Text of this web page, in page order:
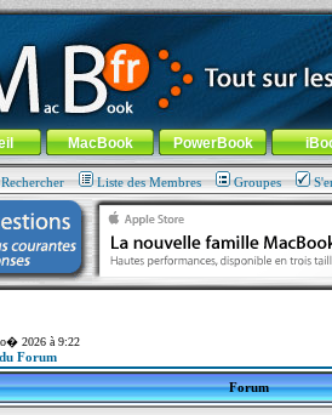
100% nomade !
au menu général-Aller au menu de
MacBook PowerBook
Rechercher Liste des Membres Groupes
2026 à 9:22
Forum
Forum